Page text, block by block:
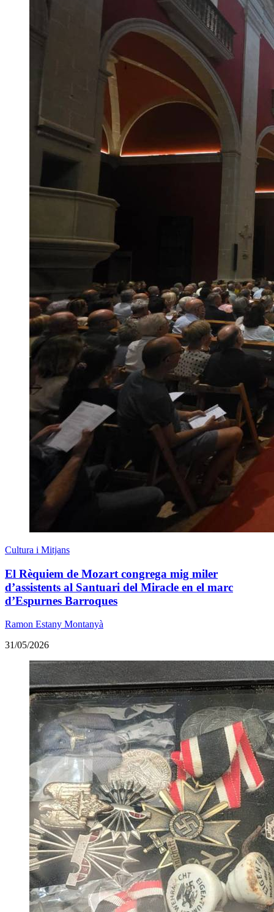
Cultura i Mitjans
El Rèquiem de Mozart congrega mig miler
d’assistents al Santuari del Miracle en el marc
d’Espurnes Barroques
Ramon Estany Montanyà
31/05/2026